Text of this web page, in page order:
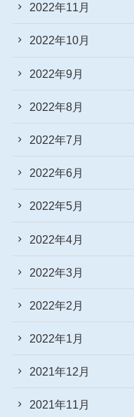
2022年11月
2022年10月
2022年9月
2022年8月
2022年7月
2022年6月
2022年5月
2022年4月
2022年3月
2022年2月
2022年1月
2021年12月
2021年11月